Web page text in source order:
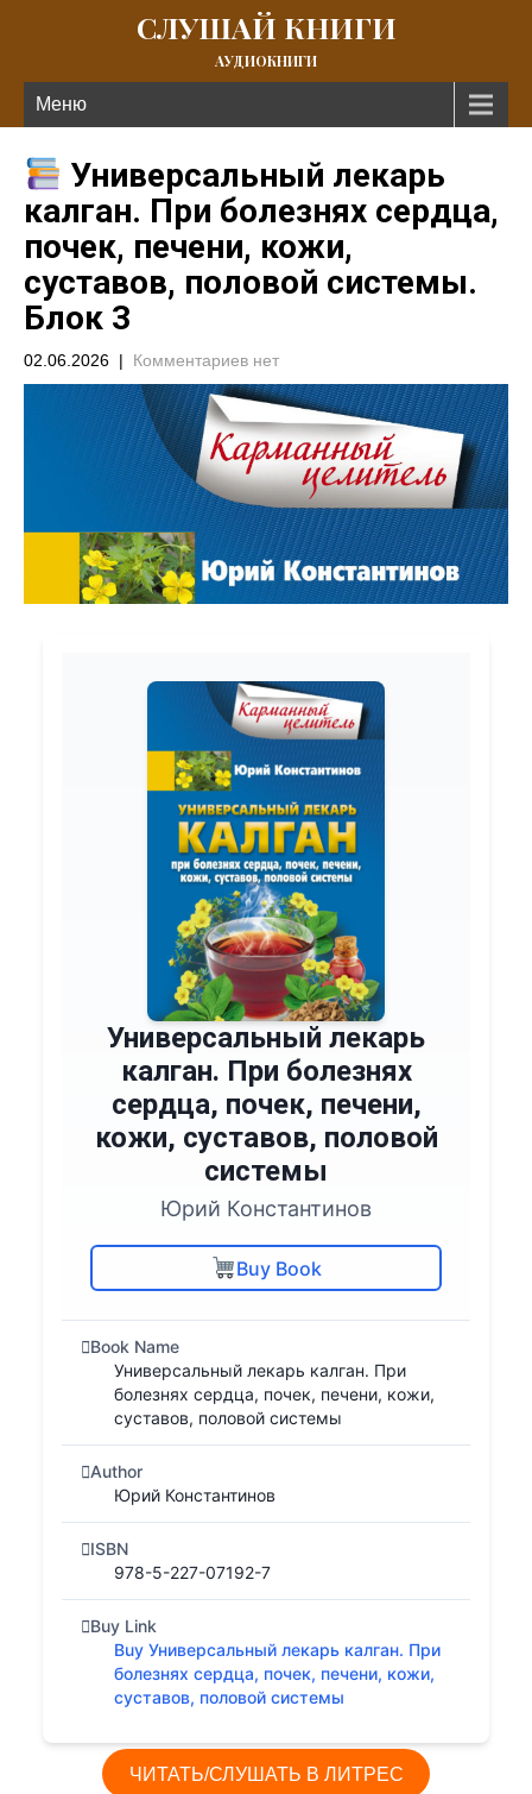
СЛУШАЙ КНИГИ
АУДИОКНИГИ
Меню
Универсальный лекарь
калган. При болезнях сердца,
почек, печени, кожи,
суставов, половой системы.
Блок 3
02.06.2026 | Комментариев нет
Универсальный лекарь
калган. При болезнях
сердца, почек, печени,
кожи, суставов, половой
системы
Юрий Константинов
Buy Book
Book Name
Универсальный лекарь калган. При
болезнях сердца, почек, печени, кожи,
суставов, половой системы
Author
Юрий Константинов
ISBN
978-5-227-07192-7
Buy Link
Buy Универсальный лекарь калган. При
болезнях сердца, почек, печени, кожи,
суставов, половой системы
ЧИТАТЬ/СЛУШАТЬ В ЛИТРЕС